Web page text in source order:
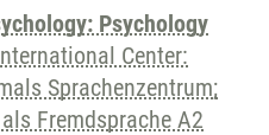
Psychology
Center:
Sprachenzentrum;
Fremdsprache A2